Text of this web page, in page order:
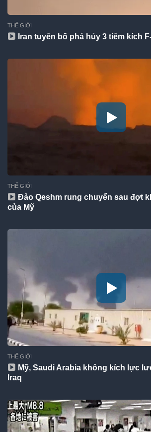
THẾ GIỚI
Iran tuyên bố phá hủy 3 tiêm kích
THẾ GIỚI
Đảo Qeshm rung chuyển sau đợt
của Mỹ
THẾ GIỚI
Mỹ, Saudi Arabia không kích lực
Iraq